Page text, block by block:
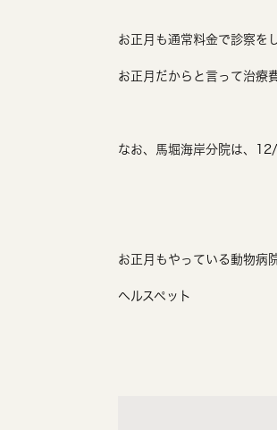
お正月も通常料金で診察を
お正月だからと言って治療
なお、馬堀海岸分院は、
お正月もやっている動物病
ヘルスペット